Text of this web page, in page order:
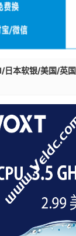
本软银/美国/英